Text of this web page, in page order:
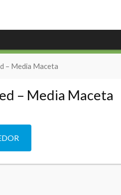
– Media Maceta
– Media Maceta